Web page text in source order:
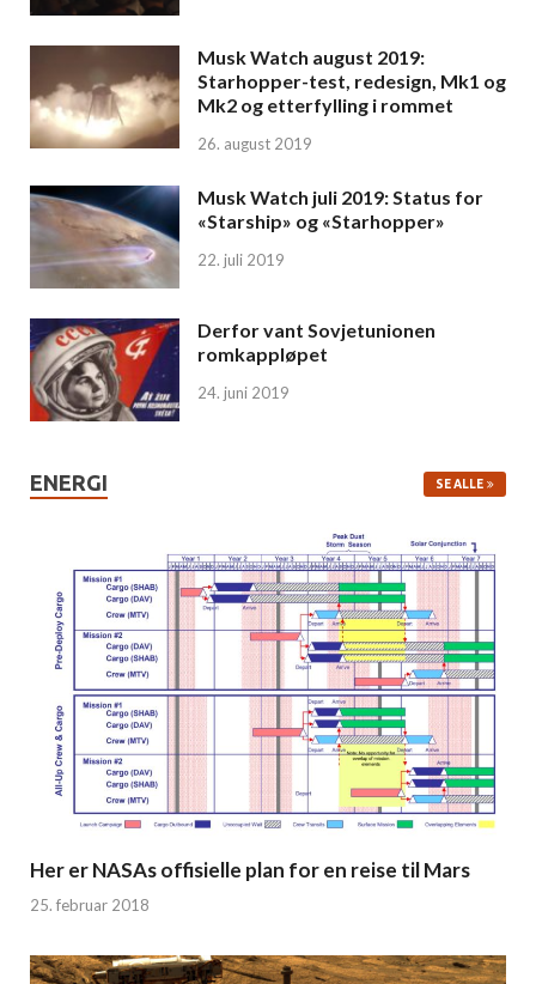
Musk Watch august 2019:
Starhopper-test, redesign, Mk1 og
Mk2 og etterfylling i rommet
26. august 2019
Musk Watch juli 2019: Status for
«Starship» og «Starhopper»
22. juli 2019
Derfor vant Sovjetunionen
romkappløpet
24. juni 2019
ENERGI SE ALLE
Her er NASAs offisielle plan for en reise til Mars
25. februar 2018